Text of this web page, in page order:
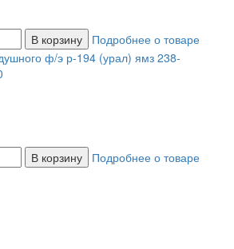
В корзину
Подробнее о товаре
ф/э р-194 (урал) ямз 238-
В корзину
Подробнее о товаре